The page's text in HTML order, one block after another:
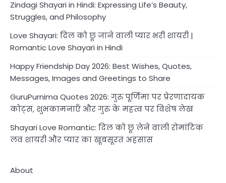
Zindagi Shayari in Hindi: Expressing Life’s Beauty,
Struggles, and Philosophy
Love Shayari: दिल को छू जाने वाली प्यार भरी शायरी |
Romantic Love Shayari in Hindi
Happy Friendship Day 2026: Best Wishes, Quotes,
Messages, Images and Greetings to Share
GuruPurnima Quotes 2026: गुरु पूर्णिमा पर प्रेरणादायक
कोट्स, शुभकामनाएँ और गुरु के महत्व पर विशेष लेख
Shayari Love Romantic: दिल को छू लेने वाली रोमांटिक
लव शायरी और प्यार का खूबसूरत अहसास
About